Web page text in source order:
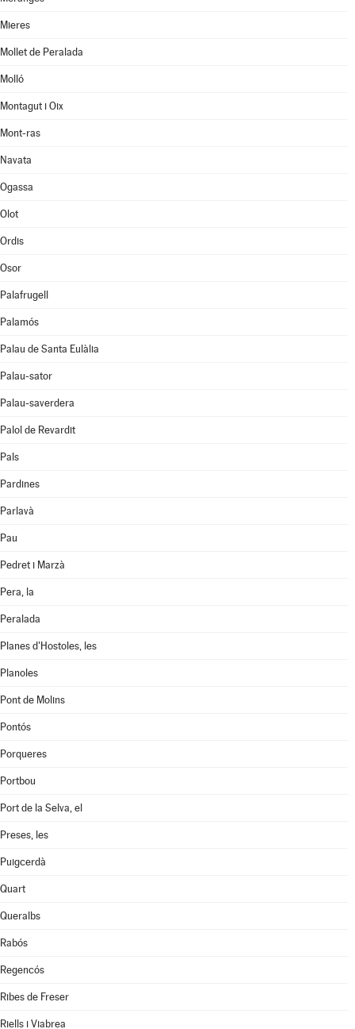
Mieres
Mollet de Peralada
Molló
Montagut i Oix
Mont-ras
Navata
Ogassa
Olot
Ordis
Osor
Palafrugell
Palamós
Palau de Santa Eulàlia
Palau-sator
Palau-saverdera
Palol de Revardit
Pals
Pardines
Parlavà
Pau
Pedret i Marzà
Pera, la
Peralada
Planes d'Hostoles, les
Planoles
Pont de Molins
Pontós
Porqueres
Portbou
Port de la Selva, el
Preses, les
Puigcerdà
Quart
Queralbs
Rabós
Regencós
Ribes de Freser
Riells i Viabrea